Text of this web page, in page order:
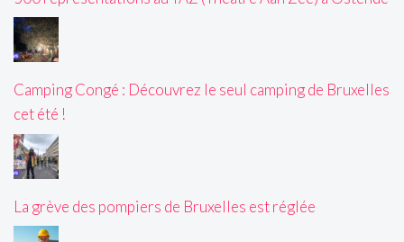
Camping Congé : Découvrez le seul camping de Bruxelles
cet été !
La grève des pompiers de Bruxelles est réglée